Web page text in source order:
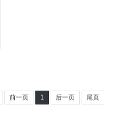
前一页 1 后一页 尾页